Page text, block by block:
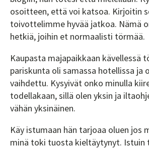
osoitteen, että voi katsoa. Kirjoitin
toivottelimme hyvää jatkoa. Nämä
hetkiä, joihin et normaalisti törmää.
Kaupasta majapaikkaan kävellessä
pariskunta oli samassa hotellissa ja
vaihdettu. Kysyivät onko minulla
todellakaan, sillä olen yksin ja
vähän yksinäinen.
Käy istumaan hän tarjoaa oluen jos
minä toki tuosta kieltäytynyt. Istuin